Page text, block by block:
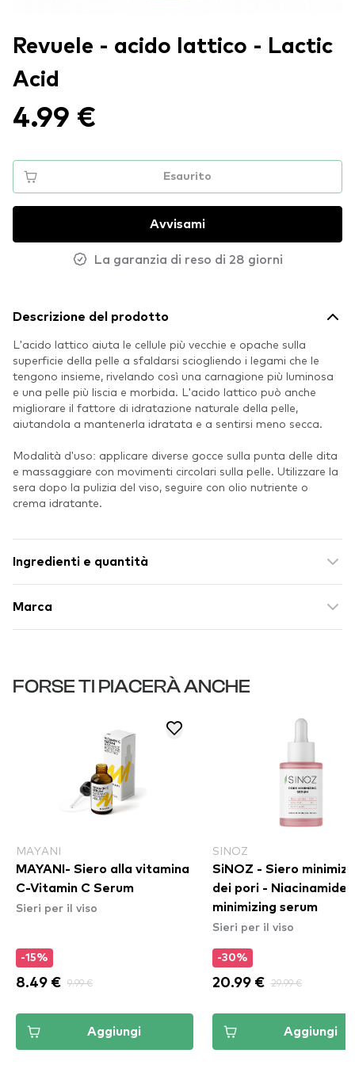
Revuele - acido lattico - Lactic
Acid
4.99 €
Esaurito
Avvisami
La garanzia di reso di 28 giorni
Descrizione del prodotto
L'acido lattico aiuta le cellule più vecchie e opache sulla
superficie della pelle a sfaldarsi sciogliendo i legami che le
tengono insieme, rivelando così una carnagione più luminosa
e una pelle più liscia e morbida. L'acido lattico può anche
migliorare il fattore di idratazione naturale della pelle,
aiutandola a mantenerla idratata e a sentirsi meno secca.
Modalità d'uso: applicare diverse gocce sulla punta delle dita
e massaggiare con movimenti circolari sulla pelle. Utilizzare la
sera dopo la pulizia del viso, seguire con olio nutriente o
crema idratante.
Ingredienti e quantità
Marca
FORSE TI PIACERÀ ANCHE
MAYANI
MAYANI- Siero alla vitamina
C-Vitamin C Serum
Sieri per il viso
-15%
8.49 € 9.99 €
Aggiungi
SINOZ
SiNOZ - Siero
dei pori - Niacinamide
minimizing serum
Sieri per il viso
-30%
20.99 € 29.99 €
Aggiungi